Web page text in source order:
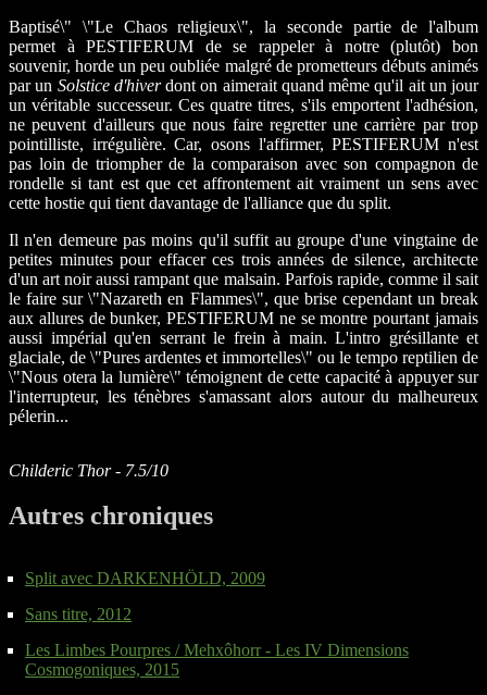
Baptisé\" \"Le Chaos religieux\", la seconde partie de l'album
permet à PESTIFERUM de se rappeler à notre (plutôt) bon
souvenir, horde un peu oubliée malgré de prometteurs débuts animés
par un Solstice d'hiverdont on aimerait quand même qu'il ait un jour
un véritable successeur. Ces quatre titres, s'ils emportent l'adhésion,
ne peuvent d'ailleurs que nous faire regretter une carrière par trop
pointilliste, irrégulière. Car, osons l'affirmer, PESTIFERUM n'est
pas loin de triompher de la comparaison avec son compagnon de
rondelle si tant est que cet affrontement ait vraiment un sens avec
cette hostie qui tient davantage de l'alliance que du split.
Il n'en demeure pas moins qu'il suffit au groupe d'une vingtaine de
petites minutes pour effacer ces trois années de silence, architecte
d'un art noir aussi rampant que malsain. Parfois rapide, comme il sait
le faire sur \"Nazareth en Flammes\", que brise cependant un break
aux allures de bunker, PESTIFERUM ne se montre pourtant jamais
aussi impérial qu'en serrant le frein à main. L'intro grésillante et
glaciale, de \"Pures ardentes et immortelles\" ou le tempo reptilien de
\"Nous otera la lumière\" témoignent de cette capacité à appuyer sur
l'interrupteur, les ténèbres s'amassant alors autour du malheureux
pélerin...
Childeric Thor - 7.5/10
Autres chroniques
Split avec DARKENHÖLD, 2009
Sans titre, 2012
Les Limbes Pourpres / Mehxôhorr - Les IV Dimensions
Cosmogoniques, 2015